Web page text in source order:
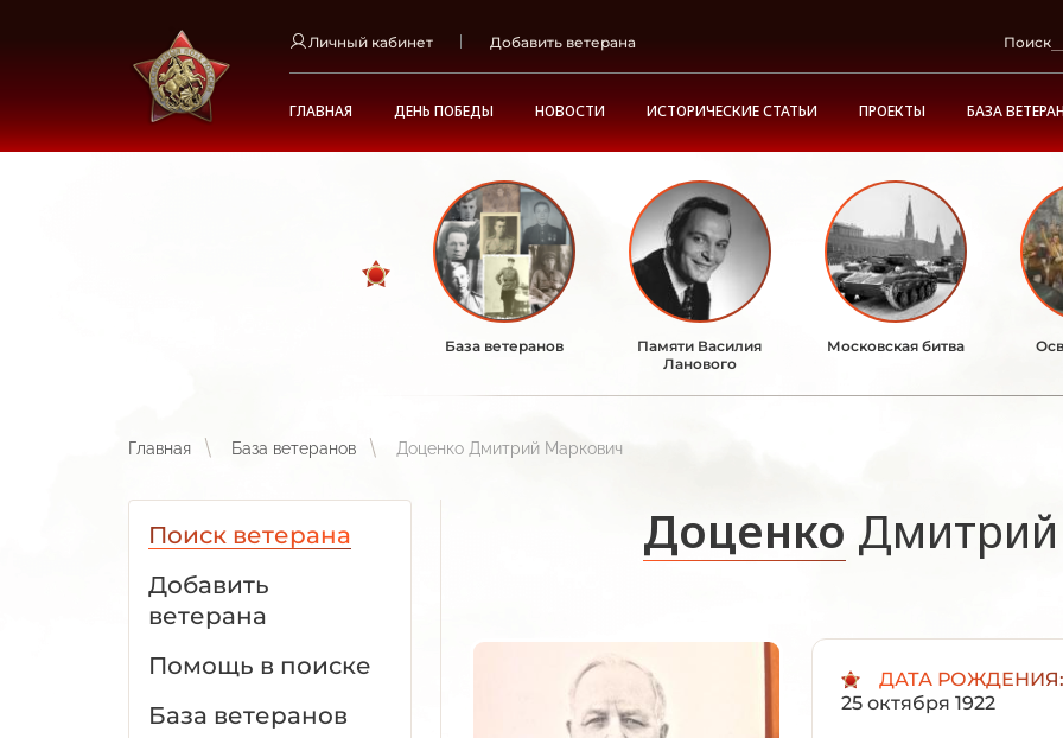
Личный кабинет Добавить ветерана Поиск
ГЛАВНАЯ ДЕНЬ ПОБЕДЫ НОВОСТИ ИСТОРИЧЕСКИЕ СТАТЬИ ПРОЕКТЫ БАЗА
База ветеранов
Памяти Василия
Ланового
Московская битва
Главная База ветеранов Доценко Дмитрий Маркович
Поиск ветерана
Добавить
ветерана
Помощь в поиске
База ветеранов
Доценко
ДАТА РОЖДЕНИЯ:
25 октября 1922